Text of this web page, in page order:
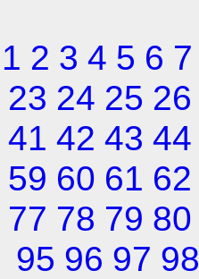
1 2 3 4 5 6 7
23 24 25 26
41 42 43 44
59 60 61 62
77 78 79 80
95 96 97 98